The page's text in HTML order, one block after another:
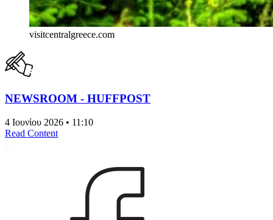
visitcentralgreece.com
NEWSROOM - HUFFPOST
4 Ιουνίου 2026 • 11:10
Read Content